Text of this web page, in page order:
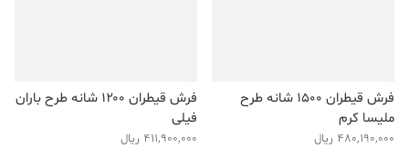
فرش قیطران ۱۵۰۰ شانه طرح
ملیسا کرم
480,190,000 ریال
فرش قیطران ۱۲۰۰ شانه طرح باران
فیلی
411,900,000 ریال